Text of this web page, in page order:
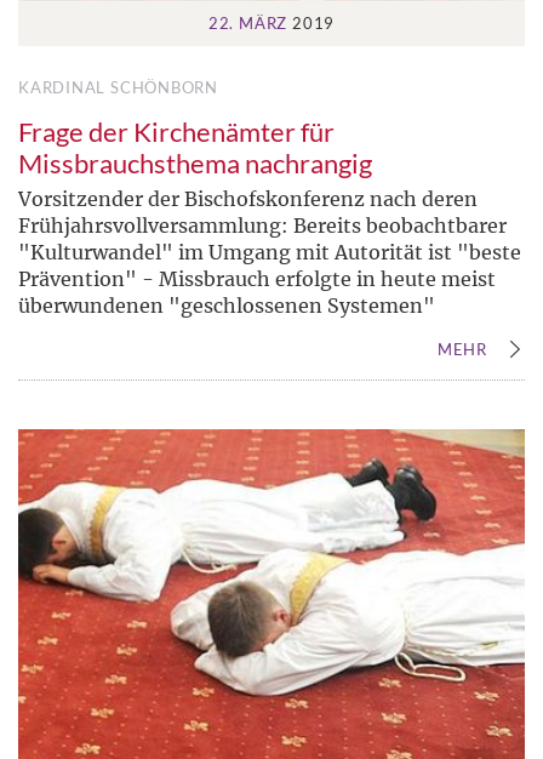
22. MÄRZ 2019
KARDINAL SCHÖNBORN
Frage der Kirchenämter für
Missbrauchsthema nachrangig
Vorsitzender der Bischofskonferenz nach deren
Frühjahrsvollversammlung: Bereits beobachtbarer
"Kulturwandel" im Umgang mit Autorität ist "beste
Prävention" - Missbrauch erfolgte in heute meist
überwundenen "geschlossenen Systemen"
MEHR